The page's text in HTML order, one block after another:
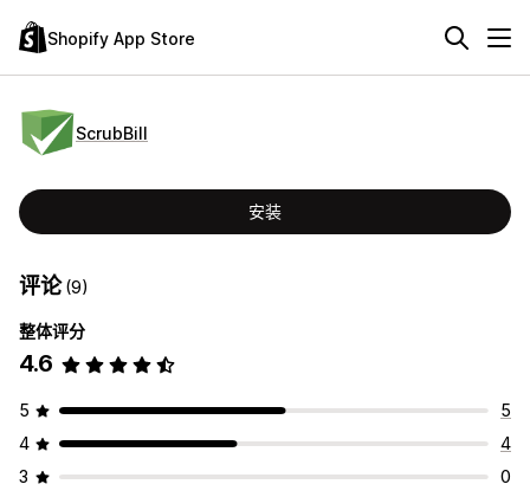
Shopify App Store
ScrubBill
安装
评论(9)
整体评分
4.6
5
5
4
4
3
0